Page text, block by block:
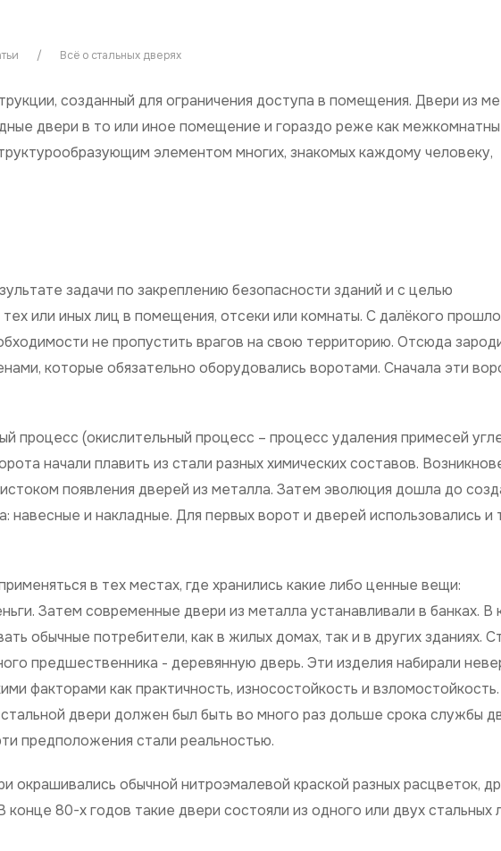
Всё о стальных дверях
созданный для ограничения доступа в помещения. Двери из
двери в то или иное помещение и гораздо реже как
элементом многих, знакомых каждому человеку,
задачи по закреплению безопасности зданий и с целью
или иных лиц в помещения, отсеки или комнаты. С далёкого
не пропустить врагов на свою территорию. Отсюда
которые обязательно оборудовались воротами. Сначала эти
процесс (окислительный процесс – процесс удаления примесей
начали плавить из стали разных химических составов.
появления дверей из металла. Затем эволюция дошла до
навесные и накладные. Для первых ворот и дверей использовались и
в тех местах, где хранились какие либо ценные вещи:
Затем современные двери из металла устанавливали в банках. В
обычные потребители, как в жилых домах, так и в других зданиях.
предшественника - деревянную дверь. Эти изделия набирали
факторами как практичность, износостойкость и
двери должен был быть во много раз дольше срока службы
предположения стали реальностью.
окрашивались обычной нитроэмалевой краской разных расцветок,
80-х годов такие двери состояли из одного или двух стальных